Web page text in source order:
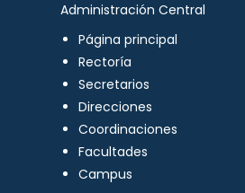
Administración Central
Página principal
Rectoría
Secretarios
Direcciones
Coordinaciones
Facultades
Campus